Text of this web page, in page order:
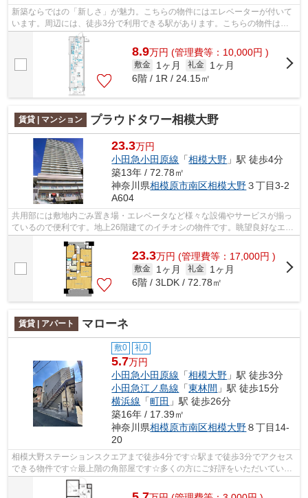
新築ならではの「新しさ」が魅力。こちらの物件にはエレベーターが付いて
います。周辺には、徒歩3分で利用できる駅があります。こちらの物件はマ
ンションです。相模原市南区エリアと相...
8.9万円 (管理費等：10,000円 )
敷金 1ヶ月 礼金
1ヶ月
6階 / 1R / 24.15㎡
賃貸 | マンション プラウドタワー相模大野
23.3万円
小田急小田原線 「相模大野 」駅 徒歩4分
築13年 / 72.78㎡
神奈川県相模原市南区相模大野３丁目3-2
A604
共用部には敷地内ごみ置き場・エレベータなど様々な設備やサービスが揃っ
ているので便利です。地上26階建てのイチオシの物件です。眺望良好なエリ
アの物件です。道が平坦だと、足腰の...
23.3万円 (管理費等：17,000円 )
敷金 1ヶ月 礼金
1ヶ月
6階 / 3LDK / 72.78㎡
賃貸 | アパート マローネ
敷0 礼0
5.7万円
小田急小田原線 「相模大野 」駅 徒歩3分
小田急江ノ島線 「東林間 」駅 徒歩15分
横浜線 「町田 」駅 徒歩26分
築16年 / 17.39㎡
神奈川県相模原市南区相模大野８丁目14-
20
相模大野ステーションスクエアまで徒歩4分です☆駅まで徒歩3分でアクセス
できる物件です☆最上階の角部屋です☆多くの方にご好評をいただいてい
る、清潔感のある賃貸物件です☆より詳しい...